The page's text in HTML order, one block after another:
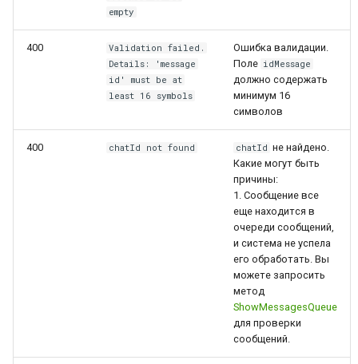
empty
400
Validation failed.
Details: 'message
id' must be at
least 16 symbols
Ошибка валидации.
Поле idMessage
должно содержать
минимум 16
символов
400 chatId not found chatId не найдено.
Какие могут быть
причины:
1. Сообщение все
еще находится в
очереди сообщений,
и система не успела
его обработать. Вы
можете запросить
метод
ShowMessagesQueue
для проверки
сообщений.